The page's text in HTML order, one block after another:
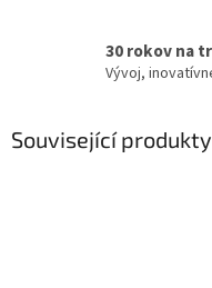
30 rokov na
Vývoj,
Související produkty